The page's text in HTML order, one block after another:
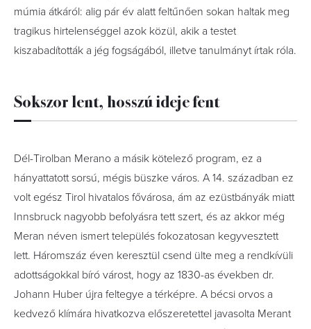
múmia átkáról: alig pár év alatt feltűnően sokan haltak meg
tragikus hirtelenséggel azok közül, akik a testet
kiszabadították a jég fogságából, illetve tanulmányt írtak róla.
Sokszor lent, hosszú ideje fent
Dél-Tirolban Merano a másik kötelező program, ez a
hányattatott sorsú, mégis büszke város. A 14. században ez
volt egész Tirol hivatalos fővárosa, ám az ezüstbányák miatt
Innsbruck nagyobb befolyásra tett szert, és az akkor még
Meran néven ismert település fokozatosan kegyvesztett
lett. Háromszáz éven keresztül csend ülte meg a rendkívüli
adottságokkal bíró várost, hogy az 1830-as években dr.
Johann Huber újra feltegye a térképre. A bécsi orvos a
kedvező klímára hivatkozva előszeretettel javasolta Merant